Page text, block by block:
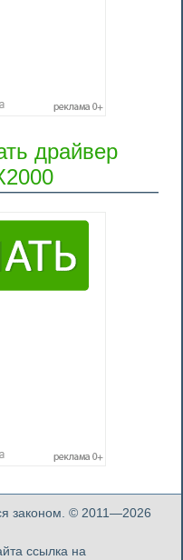
драйвер
законом. © 2011—2026
ссылка на